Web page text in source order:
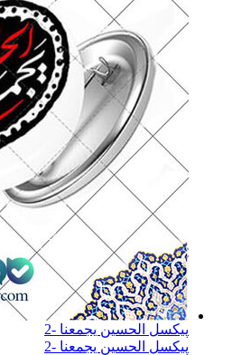
پیکسل الحسین یجمعنا -2
پیکسل الحسین یجمعنا -2